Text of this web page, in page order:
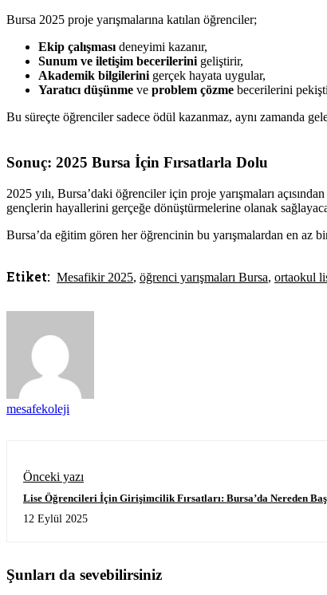
Bursa 2025 proje yarışmalarına katılan öğrenciler;
Ekip çalışması deneyimi kazanır,
Sunum ve iletişim becerilerini geliştirir,
Akademik bilgilerini gerçek hayata uygular,
Yaratıcı düşünme ve problem çözme becerilerini
Bu süreçte öğrenciler sadece ödül kazanmaz, aynı zamanda
Sonuç: 2025 Bursa İçin Fırsatlarla Dolu
2025 yılı, Bursa’daki öğrenciler için proje yarışmaları
gençlerin hayallerini gerçeğe dönüştürmelerine olanak
Bursa’da eğitim gören her öğrencinin bu yarışmalardan en az
Etiket: Mesafikir 2025, öğrenci yarışmaları Bursa, ortaokul
mesafekoleji
Önceki yazı
Lise Öğrencileri İçin Girişimcilik Fırsatları: Bursa’da Nereden
12 Eylül 2025
Şunları da sevebilirsiniz